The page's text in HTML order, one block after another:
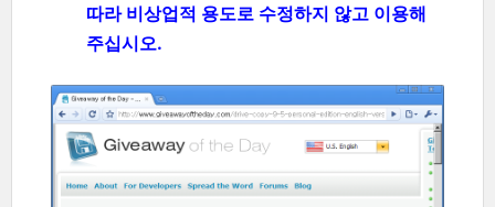
따라 비상업적 용도로 수정하지 않고 이용해
주십시오.